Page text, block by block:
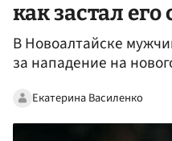
как застал
В Новоалтайске
за нападение на
Екатерина Василенко